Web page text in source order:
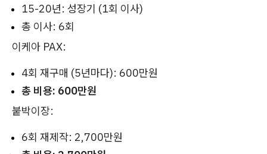
15-20년: 성장기 (1회 이사)
총 이사: 6회
이케아 PAX:
4회 재구매 (5년마다): 600만원
총 비용: 600만원
붙박이장:
6회 재제작: 2,700만원